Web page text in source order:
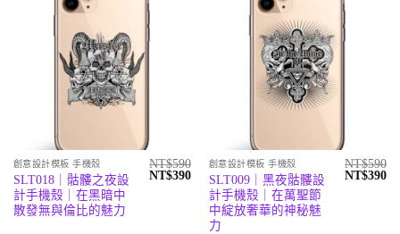
創意設計模板 手機殼
SLT018｜骷髏之夜設
計手機殼｜在黑暗中
散發無與倫比的魅力
NT$590
原
NT$390目
格：
NT$390。
創意設計模板 手機殼
SLT009｜黑夜骷髏設
計手機殼｜在萬聖節
中綻放奢華的神秘魅
力
NT$590
原
NT$390目